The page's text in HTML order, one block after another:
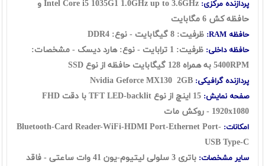
پردازنده مرکزی: 1035G1
1.0GHz up to 3.6GHz و
حافظه کش 6 مگابایت
حافظه RAM: ظرفیت: 8 گیگابایت - نوع: DDR4
حافظه داخلی:
ظرفیت: 1 ترابایت - نوع: هارد دیسک - مشخصات:
5400RPM به همراه 128 گیگابایت حافظه از نوع SSD
پردازنده گرافیکی:
صفحه نمایش:
15 اینچ از نوع TFT LED-backlit با دقت FHD
1920x1080 - روکش مات
امکانات: Bluetooth-Card Reader-WiFi-HDMI Port-Ethernet Port-
USB Type-C
سایر مشخصات:
باتری 3 سلولی لیتیوم-یون 41 وات ساعتی - فاقد